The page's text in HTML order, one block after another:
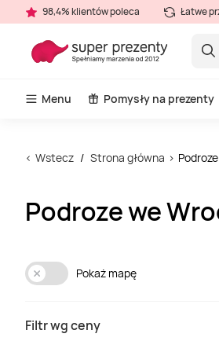
98,4% klientów poleca Łatwe
Menu Pomysły na prezenty
Wstecz Strona główna
Podroze we
Pokaż mapę
Filtr wg ceny